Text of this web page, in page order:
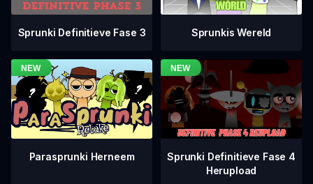
Sprunki Definitieve Fase 3 Sprunkis Wereld
Parasprunki Herneem
Sprunki Definitieve Fase 4
Herupload